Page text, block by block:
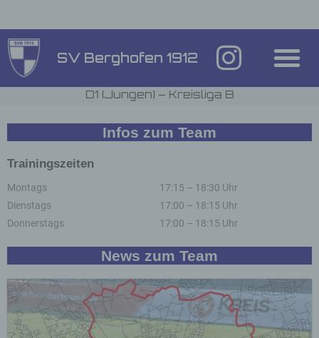
SV Berghofen 1912
D1 (Jungen) – Kreisliga B
Infos zum Team
Trainingszeiten
Montags
Dienstags
Donnerstags
17:15 – 18:30 Uhr
17:00 – 18:15 Uhr
17:00 – 18:15 Uhr
News zum Team